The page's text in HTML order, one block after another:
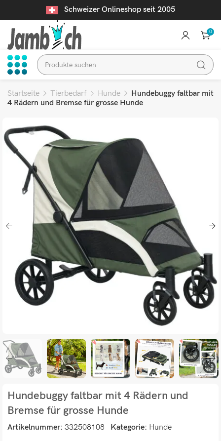
Schweizer Onlineshop seit 2005
0
Startseite Tierbedarf Hunde
Hundebuggy faltbar mit
4 Rädern und Bremse für grosse Hunde
Hundebuggy faltbar mit 4 Rädern und
Bremse für grosse Hunde
Artikelnummer: 332508108 Kategorie: Hunde